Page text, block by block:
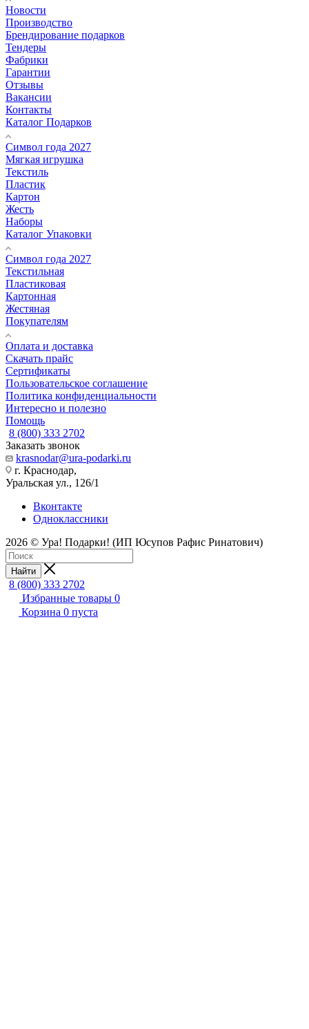
Новости
Производство
Брендирование подарков
Тендеры
Фабрики
Гарантии
Отзывы
Вакансии
Контакты
Каталог Подарков
Символ года 2027
Мягкая игрушка
Текстиль
Пластик
Картон
Жесть
Наборы
Каталог Упаковки
Символ года 2027
Текстильная
Пластиковая
Картонная
Жестяная
Покупателям
Оплата и доставка
Скачать прайс
Сертификаты
Пользовательское соглашение
Политика конфиденциальности
Интересно и полезно
Помощь
8 (800) 333 2702
Заказать звонок
krasnodar@ura-podarki.ru
г. Краснодар,
Уральская ул., 126/1
Вконтакте
Одноклассники
2026 © Ура! Подарки! (ИП Юсупов Рафис Ринатович)
Найти
8 (800) 333 2702
Избранные товары 0
Корзина 0 пуста